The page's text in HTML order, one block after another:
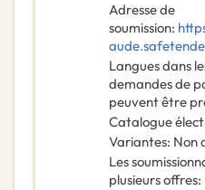
Adresse de
soumission:
Langues dans
demandes de
peuvent être
Catalogue
Variantes: Non
Les
plusieurs offres: